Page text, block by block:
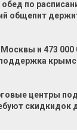
обед по
общепит
Москвы и 473
центры
скидкидок